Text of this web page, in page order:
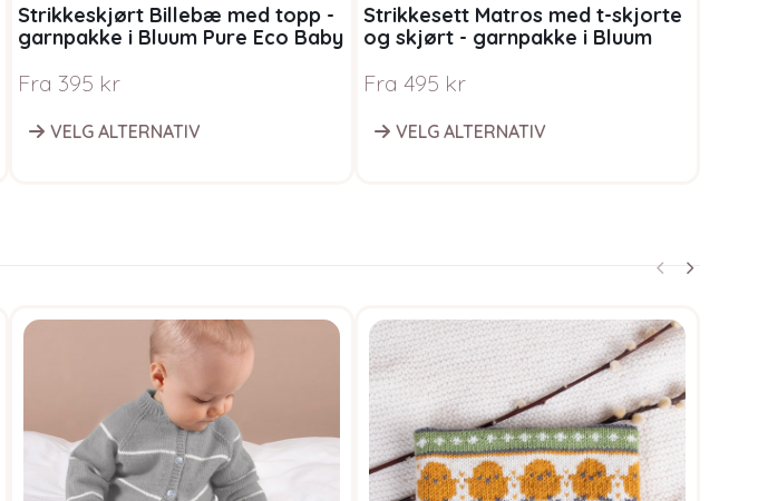
Strikkeskjørt Billebæ med topp -
garnpakke i Bluum Pure Eco Baby
Fra 395 kr
VELG ALTERNATIV
Strikkesett Matros med t-skjorte
og skjørt - garnpakke i Bluum
Fra 495 kr
VELG ALTERNATIV